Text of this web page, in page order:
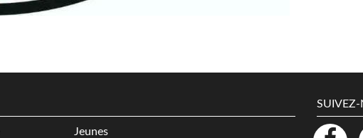
Jeunes
SUIVEZ-